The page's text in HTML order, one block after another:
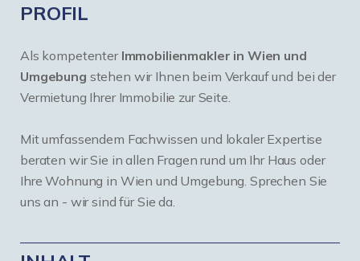
PROFIL
Als kompetenter Immobilienmakler in Wien und
Umgebung stehen wir Ihnen beim Verkauf und bei der
Vermietung Ihrer Immobilie zur Seite.
Mit umfassendem Fachwissen und lokaler Expertise
beraten wir Sie in allen Fragen rund um Ihr Haus oder
Ihre Wohnung in Wien und Umgebung. Sprechen Sie
uns an - wir sind für Sie da.